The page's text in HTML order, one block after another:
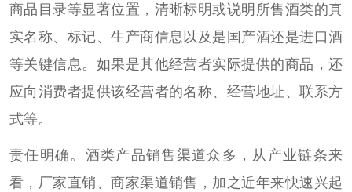
商品目录等显著位置，清晰标明或说明所售酒类的真
实名称、标记、生产商信息以及是国产酒还是进口酒
等关键信息。如果是其他经营者实际提供的商品，还
应向消费者提供该经营者的名称、经营地址、联系方
式等。
责任明确。酒类产品销售渠道众多，从产业链条来
看，厂家直销、商家渠道销售，加之近年来快速兴起